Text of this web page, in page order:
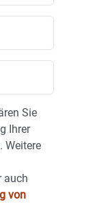
Sie
Ihrer
Weitere
auch
von